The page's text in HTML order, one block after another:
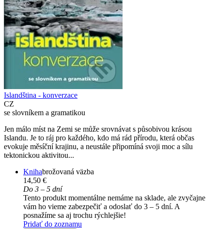
Islandština - konverzace
CZ
se slovníkem a gramatikou
Jen málo míst na Zemi se může srovnávat s působivou krásou
Islandu. Je to ráj pro každého, kdo má rád přírodu, která občas
evokuje měsíční krajinu, a neustále připomíná svoji moc a sílu
tektonickou aktivitou...
Knihabrožovaná väzba
14,50 €
Do 3 – 5 dní
Tento produkt momentálne nemáme na sklade, ale zvyčajne
vám ho vieme zabezpečiť a odoslať do 3 – 5 dní. A
posnažíme sa aj trochu rýchlejšie!
Pridať do zoznamu